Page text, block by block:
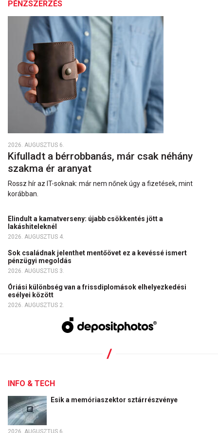
PÉNZSZERZÉS
2026. AUGUSZTUS 6.
Kifulladt a bérrobbanás, már csak néhány
szakma ér aranyat
Rossz hír az IT-soknak: már nem nőnek úgy a fizetések, mint
korábban.
Elindult a kamatverseny: újabb csökkentés jött a
lakáshiteleknél
2026. AUGUSZTUS 4.
Sok családnak jelenthet mentőövet ez a kevéssé ismert
pénzügyi megoldás
2026. AUGUSZTUS 3.
Óriási különbség van a frissdiplomások elhelyezkedési
esélyei között
2026. AUGUSZTUS 2.
INFO & TECH
Esik a memóriaszektor sztárrészvénye